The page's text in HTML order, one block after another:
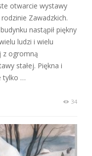
otwarcie wystawy
Zawadzkich.
nastąpił piękny
ludzi i wielu
z ogromną
stałej. Piękna i
tylko …
34